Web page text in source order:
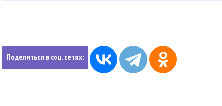
Поделиться в соц. сетях: